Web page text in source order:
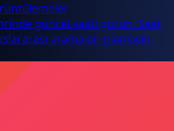
güncel saati görün. Saat
aramaları planlayın.